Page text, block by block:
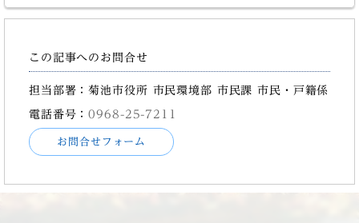
この記事へのお問合せ
担当部署：菊池市役所 市民環境部 市民課 市民・戸籍係
電話番号：0968-25-7211
お問合せフォーム